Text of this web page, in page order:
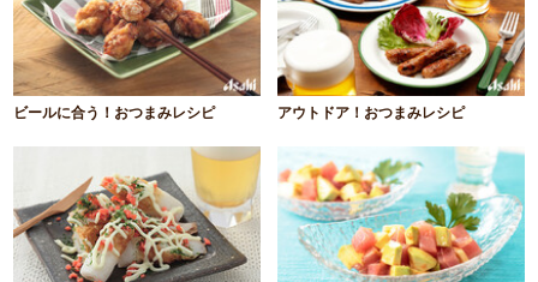
ビールに合う！おつまみレシピ アウトドア！おつまみレシピ